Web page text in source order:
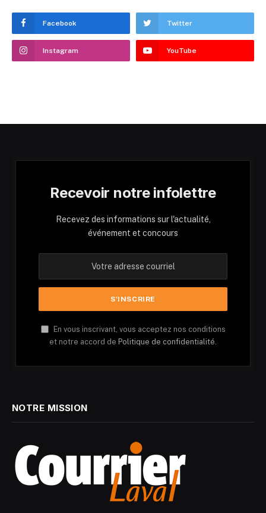
Facebook Twitter
Instagram YouTube
Recevoir notre infolettre
Recevez des informations sur l'actualité,
événement et concours
En vous inscrivant, vous acceptez nos conditions
et notre accord de Politique de confidentialité.
NOTRE MISSION